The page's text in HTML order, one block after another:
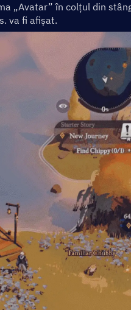
„Avatar” în colțul din
va fi afișat.